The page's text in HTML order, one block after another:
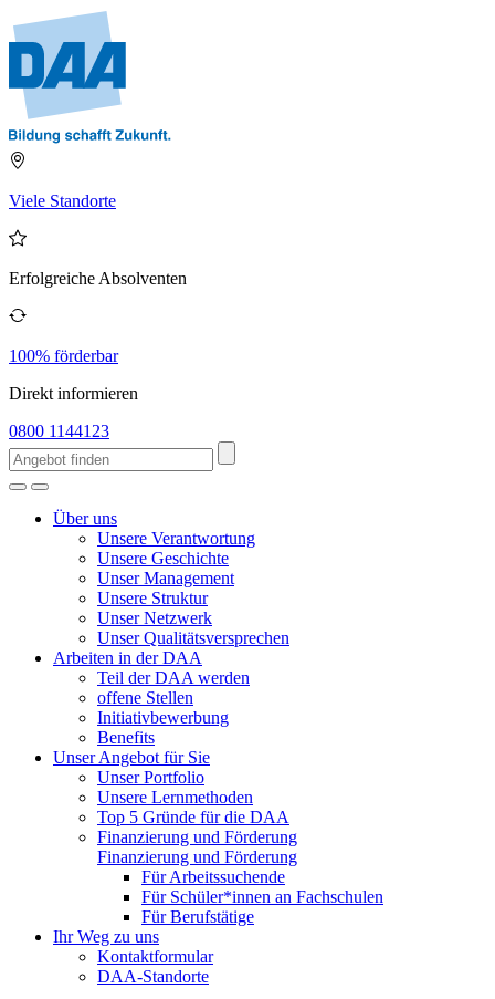
Viele Standorte
Erfolgreiche Absolventen
100% förderbar
Direkt informieren
0800 1144123
Über uns
Unsere Verantwortung
Unsere Geschichte
Unser Management
Unsere Struktur
Unser Netzwerk
Unser Qualitätsversprechen
Arbeiten in der DAA
Teil der DAA werden
offene Stellen
Initiativbewerbung
Benefits
Unser Angebot für Sie
Unser Portfolio
Unsere Lernmethoden
Top 5 Gründe für die DAA
Finanzierung und Förderung
Finanzierung und Förderung
Für Arbeitssuchende
Für Schüler*innen an Fachschulen
Für Berufstätige
Ihr Weg zu uns
Kontaktformular
DAA-Standorte